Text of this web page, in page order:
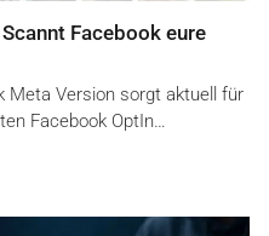
Facebook eure
Meta Version sorgt aktuell für
Facebook OptIn…